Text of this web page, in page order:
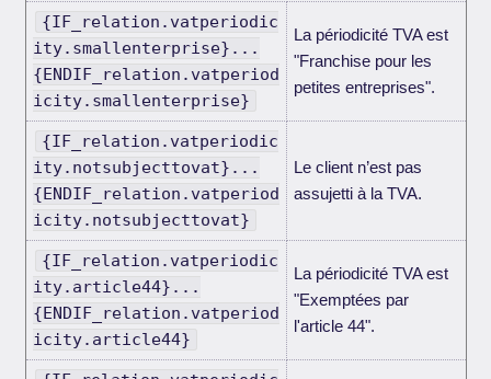
{IF_relation.vatperiodic
ity.smallenterprise}...
{ENDIF_relation.vatperiod
icity.smallenterprise}
La périodicité TVA est
"Franchise pour les
petites entreprises".
{IF_relation.vatperiodic
ity.notsubjecttovat}...
{ENDIF_relation.vatperiod
icity.notsubjecttovat}
Le client n’est pas
assujetti à la TVA.
{IF_relation.vatperiodic
ity.article44}...
{ENDIF_relation.vatperiod
icity.article44}
La périodicité TVA est
"Exemptées par
l'article 44".